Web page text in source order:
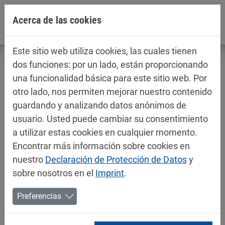
Jump directly to main navigation
Jump directly to content
Fichas técnicas / fichas de datos de
seguridad
Pinturas para automóviles
Acerca de las cookies
Este sitio web utiliza cookies, las cuales tienen
dos funciones: por un lado, están proporcionando
una funcionalidad básica para este sitio web. Por
otro lado, nos permiten mejorar nuestro contenido
guardando y analizando datos anónimos de
usuario. Usted puede cambiar su consentimiento
a utilizar estas cookies en cualquier momento.
Encontrar más información sobre cookies en
nuestro Declaración de Protección de Datosy
sobre nosotros en el Imprint.
Preferencias